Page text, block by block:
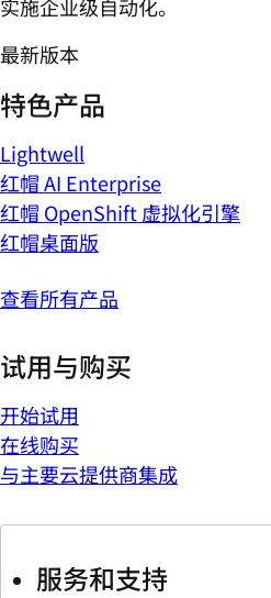
实施企业级自动化。
最新版本
特色产品
Lightwell
红帽 AI Enterprise
红帽 OpenShift 虚拟化引擎
红帽桌面版
查看所有产品
试用与购买
开始试用
在线购买
与主要云提供商集成
服务和支持